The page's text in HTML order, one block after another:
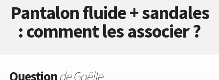
Pantalon fluide + sandales
: comment les associer ?
Questionde Gaëlle